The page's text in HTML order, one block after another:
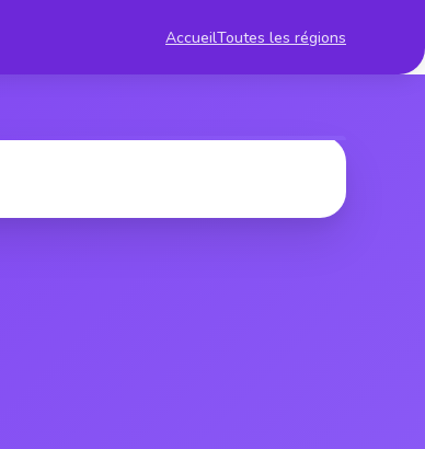
AccueilToutes les régions